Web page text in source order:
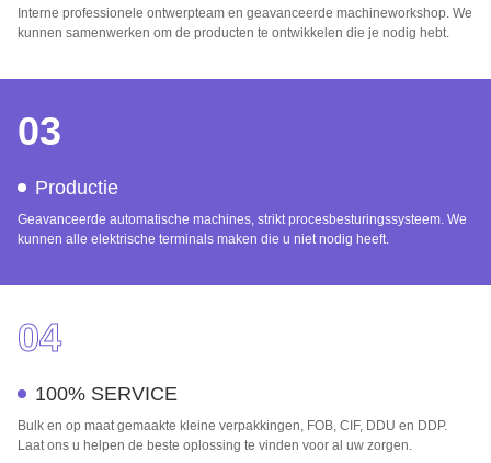
Interne professionele ontwerpteam en geavanceerde machineworkshop. We
kunnen samenwerken om de producten te ontwikkelen die je nodig hebt.
03
Productie
Geavanceerde automatische machines, strikt procesbesturingssysteem. We
kunnen alle elektrische terminals maken die u niet nodig heeft.
04
100% SERVICE
Bulk en op maat gemaakte kleine verpakkingen, FOB, CIF, DDU en DDP.
Laat ons u helpen de beste oplossing te vinden voor al uw zorgen.